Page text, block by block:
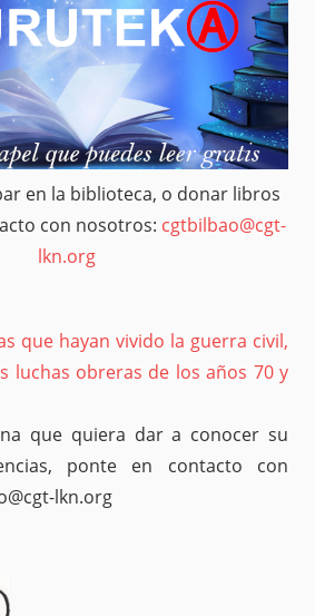
en la biblioteca, o donar libros
con nosotros: cgtbilbao@cgt-
lkn.org
que hayan vivido la guerra civil,
luchas obreras de los años 70 y
que quiera dar a conocer su
ponte en contacto con
lkn.org